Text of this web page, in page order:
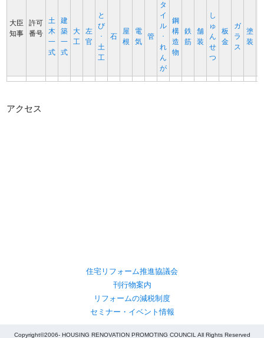
大臣
知事
許可
番号
土
木
一
式
建
築
一
式
大
工
左
官
と
び
･
土
工
石
屋
根
電
気
管
タ
イ
ル
･
れ
ん
が
鋼
構
造
物
鉄
筋
舗
装
し
ゅ
ん
せ
つ
板
金
ガ
ラ
ス
塗
装
アクセス
住宅リフォーム推進協議会
刊行物案内
リフォームの減税制度
セミナー・イベント情報
Copyright©2006- HOUSING RENOVATION PROMOTING COUNCIL All Rights Reserved